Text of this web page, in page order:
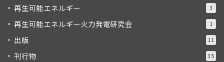
再生可能エネルギー 3
再生可能エネルギー火力発電研究会 1
出版 11
刊行物 35